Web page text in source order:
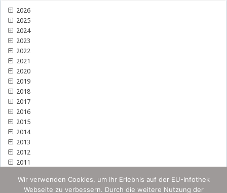
2026
2025
2024
2023
2022
2021
2020
2019
2018
2017
2016
2015
2014
2013
2012
2011
Wir verwenden Cookies, um Ihr Erlebnis auf der EU-Infothek
Webseite zu verbessern. Durch die weitere Nutzung der